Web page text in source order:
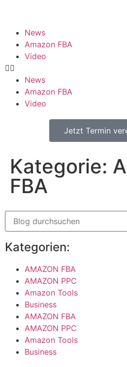
News
Amazon FBA
Video
News
Amazon FBA
Video
Jetzt Termin
Kategorie:
FBA
Kategorien:
AMAZON FBA
AMAZON PPC
Amazon Tools
Business
AMAZON FBA
AMAZON PPC
Amazon Tools
Business